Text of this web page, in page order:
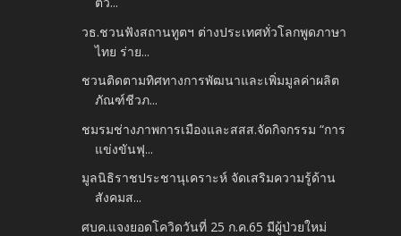
วธ.ชวนฟังสถานทูตฯ ต่างประเทศทั่วโลกพูดภาษา
ไทย ร่าย...
ชวนติดตามทิศทางการพัฒนาและเพิ่มมูลค่าผลิต
ภัณฑ์ชีวภ...
ชมรมช่างภาพการเมืองและสสส.จัดกิจกรรม “การ
แข่งขันฟุ...
มูลนิธิราชประชานุเคราะห์ จัดเสริมความรู้ด้าน
สังคมส...
ศบค.แจงยอดโควิดวันที่ 25 ก.ค.65 มีผู้ป่วยใหม่